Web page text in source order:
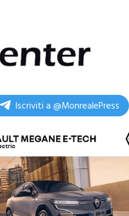
Iscriviti a @MonrealePress